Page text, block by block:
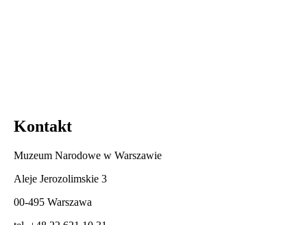
Kontakt
Muzeum Narodowe w Warszawie
Aleje Jerozolimskie 3
00-495 Warszawa